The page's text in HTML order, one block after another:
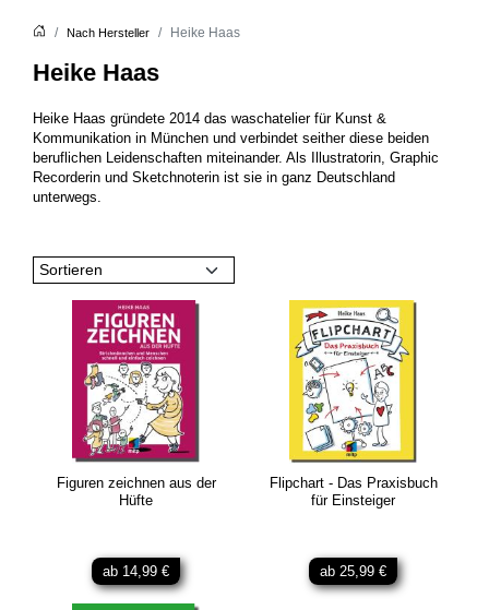
Nach Hersteller Heike Haas
Heike Haas
Heike Haas gründete 2014 das waschatelier für Kunst &
Kommunikation in München und verbindet seither diese beiden
beruflichen Leidenschaften miteinander. Als Illustratorin, Graphic
Recorderin und Sketchnoterin ist sie in ganz Deutschland
unterwegs.
Sortieren
Figuren zeichnen aus der
Hüfte
ab 14,99 €
Flipchart - Das Praxisbuch
für Einsteiger
ab 25,99 €